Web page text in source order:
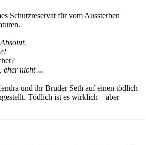
Schutzreservat für vom Aussterben
Absolut.
eher nicht ...
und ihr Bruder Seth auf einen tödlich
Tödlich ist es wirklich – aber